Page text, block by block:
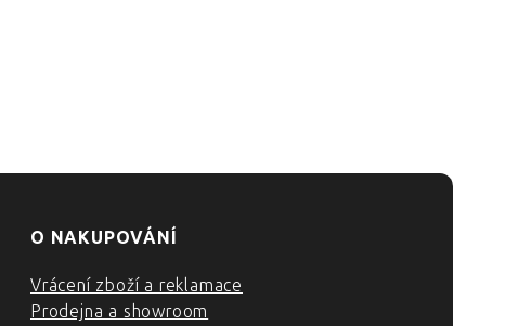
O NAKUPOVÁNÍ
Vrácení zboží a reklamace
Prodejna a showroom